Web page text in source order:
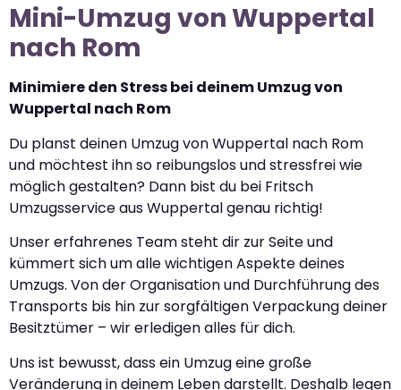
Mini-Umzug von Wuppertal
nach Rom
Minimiere den Stress bei deinem Umzug von
Wuppertal nach Rom
Du planst deinen Umzug von Wuppertal nach Rom
und möchtest ihn so reibungslos und stressfrei wie
möglich gestalten? Dann bist du bei Fritsch
Umzugsservice aus Wuppertal genau richtig!
Unser erfahrenes Team steht dir zur Seite und
kümmert sich um alle wichtigen Aspekte deines
Umzugs. Von der Organisation und Durchführung des
Transports bis hin zur sorgfältigen Verpackung deiner
Besitztümer – wir erledigen alles für dich.
Uns ist bewusst, dass ein Umzug eine große
Veränderung in deinem Leben darstellt. Deshalb legen